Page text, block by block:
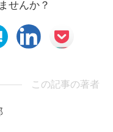
せんか？
この記事の著者